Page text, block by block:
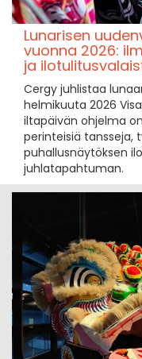
Lunarisen
vuonna 2026:
ja
Cergy juhlistaa
helmikuuta 2026
iltapäivän ohjelma
perinteisiä tansseja,
puhallusnäytöksen
juhlatapahtuman.